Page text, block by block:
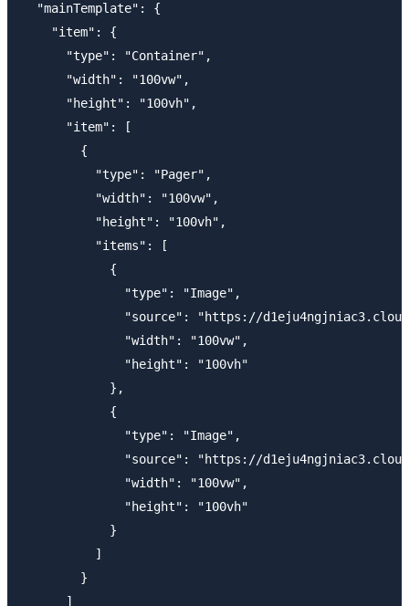
  "mainTemplate": {
    "item": {
      "type": "Container",
      "width": "100vw",
      "height": "100vh",
      "item": [
        {
          "type": "Pager",
          "width": "100vw",
          "height": "100vh",
          "items": [
            {
              "type": "Image",
"source": "https://
              "width": "100vw",
              "height": "100vh"
            },
            {
              "type": "Image",
"source": "https://
              "width": "100vw",
              "height": "100vh"
            }
          ]
        }
      ]